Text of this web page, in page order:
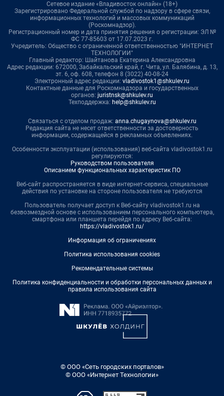
Сетевое издание «Владивосток онлайн» (18+)
Зарегистрировано Федеральной службой по надзору в сфере связи,
информационных технологий и массовых коммуникаций
(Роскомнадзор).
Регистрационный номер и дата принятия решения о регистрации: ЭЛ №
ФС 77-85603 от 17.07.2023 г.
Учредитель: Общество с ограниченной ответственностью "ИНТЕРНЕТ
ТЕХНОЛОГИИ"
Главный редактор: Шайтанова Екатерина Александровна
Адрес редакции: 672000, Забайкальский край, г. Чита, ул. Балябина, д. 13,
эт. 6, оф. 608, телефон 8 (3022) 40-08-24
Электронный адрес редакции: vladivostok1@shkulev.ru
Контактные данные для Роскомнадзора и государственных
органов: juristnsk@shkulev.ru
Техподдержка: help@shkulev.ru
Связаться с отделом продаж: anna.chugaynova@shkulev.ru
Редакция сайта не несет ответственности за достоверность
информации, содержащейся в рекламных объявлениях.
Особенности эксплуатации (использования) веб-сайта vladivostok1.ru
регулируются:
Руководством пользователя
Описанием функциональных характеристик ПО
Веб-сайт распространяется в виде интернет-сервиса, специальные
действия по установке на стороне пользователя не требуются
Пользователь получает доступ к Веб-сайту vladivostok1.ru на
безвозмездной основе с использованием персонального компьютера,
смартфона или планшета перейдя по адресу Веб-сайта:
https://vladivostok1.ru/
Информация об ограничениях
Политика использования cookies
Рекомендательные системы
Политика конфиденциальности и обработки персональных данных и
правила использования сайта
© ООО «Сеть городских порталов»
© ООО «Интернет Технологии»